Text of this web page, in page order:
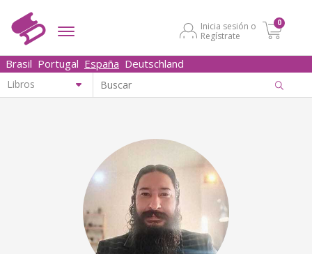
Inicia sesión o
Regístrate
0
Brasil Portugal España Deutschland